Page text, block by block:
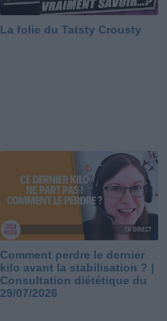
La folie du Tatsty Crousty
Comment perdre le dernier
kilo avant la stabilisation ? |
Consultation diététique du
29/07/2026